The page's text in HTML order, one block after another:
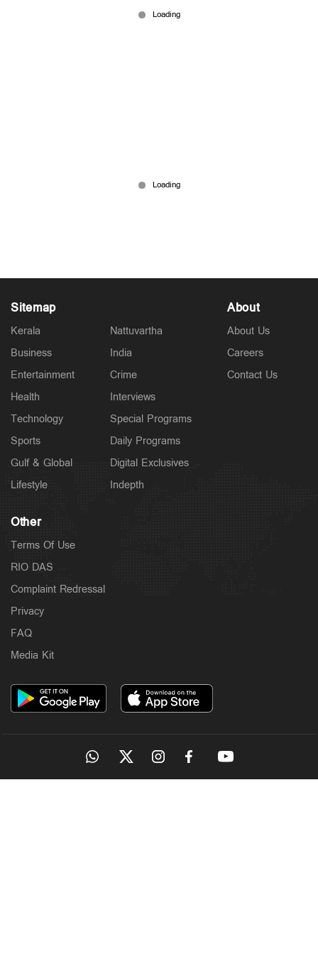
Sitemap
Kerala
Business
Entertainment
Health
Technology
Sports
Gulf & Global
Lifestyle
Nattuvartha
India
Crime
Interviews
Special Programs
Daily Programs
Digital Exclusives
Indepth
About
About Us
Careers
Contact Us
Other
Terms Of Use
RIO DAS
Complaint Redressal
Privacy
FAQ
Media Kit